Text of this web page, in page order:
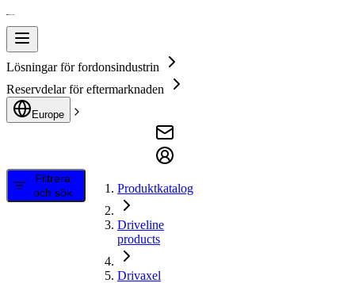
Lösningar för fordonsindustrin
Reservdelar för eftermarknaden
Europe
Filtrera
och sök
Produktkatalog
Driveline
products
Drivaxel